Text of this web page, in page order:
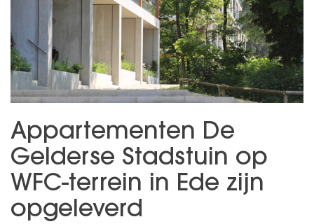
Appartementen De
Gelderse Stadstuin op
WFC-terrein in Ede zijn
opgeleverd